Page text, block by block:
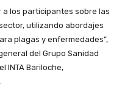
los participantes sobre las
utilizando abordajes
plagas y enfermedades”,
del Grupo Sanidad
INTA Bariloche,